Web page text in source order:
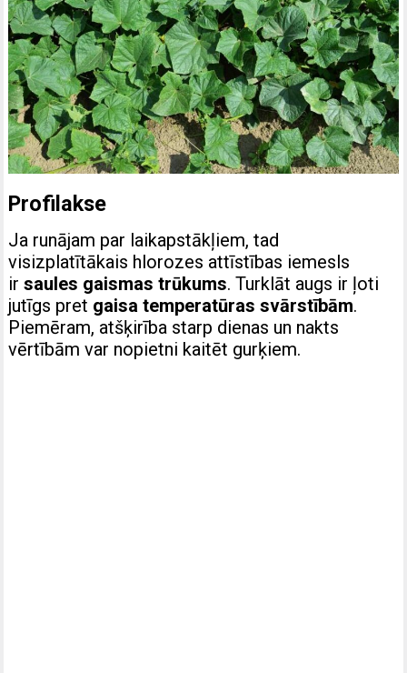
Profilakse
Ja runājam par laikapstākļiem, tad
visizplatītākais hlorozes attīstības iemesls
irsaules gaismas trūkums. Turklāt augs ir ļoti
jutīgs pret gaisa temperatūras svārstībām.
Piemēram, atšķirība starp dienas un nakts
vērtībām var nopietni kaitēt gurķiem.